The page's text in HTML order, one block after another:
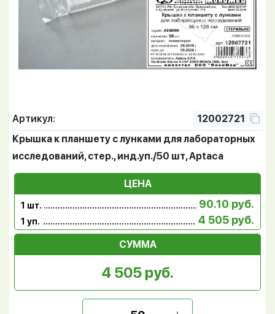
Артикул:
12002721
Крышка к планшету с лунками для лабораторных
исследований, стер., инд.уп./50 шт, Aptaca
ЦЕНА
1 шт. 90.10 руб.
1 уп. 4 505 руб.
СУММА
4 505 руб.